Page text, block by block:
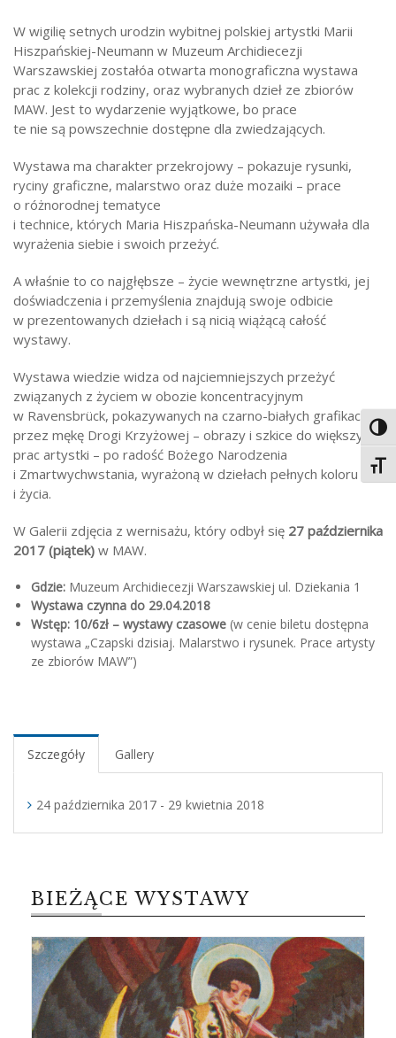
W wigilię setnych urodzin wybitnej polskiej artystki Marii
Hiszpańskiej-Neumann w Muzeum Archidiecezji
Warszawskiej zostałóa otwarta monograficzna wystawa
prac z kolekcji rodziny, oraz wybranych dzieł ze zbiorów
MAW. Jest to wydarzenie wyjątkowe, bo prace
te nie są powszechnie dostępne dla zwiedzających.
Wystawa ma charakter przekrojowy – pokazuje rysunki,
ryciny graficzne, malarstwo oraz duże mozaiki – prace
o różnorodnej tematyce
i technice, których Maria Hiszpańska-Neumann używała dla
wyrażenia siebie i swoich przeżyć.
A właśnie to co najgłębsze – życie wewnętrzne artystki, jej
doświadczenia i przemyślenia znajdują swoje odbicie
w prezentowanych dziełach i są nicią wiążącą całość
wystawy.
Wystawa wiedzie widza od najciemniejszych przeżyć
związanych z życiem w obozie koncentracyjnym
w Ravensbrück, pokazywanych na czarno-białych grafikach,
przez mękę Drogi Krzyżowej – obrazy i szkice do większych
prac artystki – po radość Bożego Narodzenia
i Zmartwychwstania, wyrażoną w dziełach pełnych koloru
i życia.
W Galerii zdjęcia z wernisażu, który odbył się 27 października
2017 (piątek) w MAW.
Gdzie: Muzeum Archidiecezji Warszawskiej ul. Dziekania 1
Wystawa czynna do 29.04.2018
Wstęp: 10/6zł – wystawy czasowe (w cenie biletu dostępna
wystawa „Czapski dzisiaj. Malarstwo i rysunek. Prace artysty
ze zbiorów MAW”)
Szczegóły Gallery
24 października 2017 - 29 kwietnia 2018
BIEŻĄCE WYSTAWY